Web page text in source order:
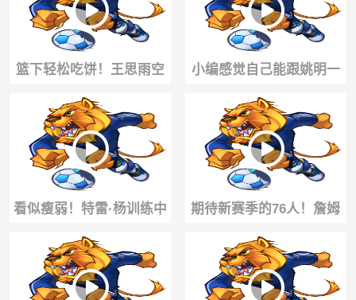
篮下轻松吃饼！王思雨空
切送妙传，张子宇接球轻
松上篮！
小编感觉自己能跟姚明一
较高下！当然，说的是高
尔夫🤣🤣
看似瘦弱！特雷·杨训练中
单手可以举起95磅哑铃😯
期待新赛季的76人！詹姆
斯和马克西一起合练突破
转身暴扣